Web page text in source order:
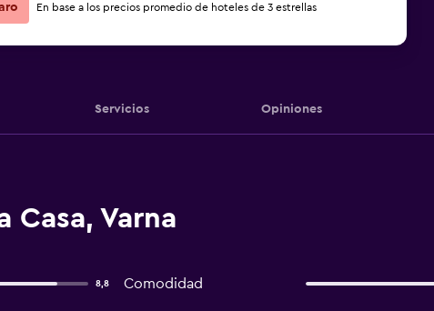
Servicios Opiniones
Casa, Varna
8,8 Comodidad
En base a los precios promedio de hoteles de 3 estrellas